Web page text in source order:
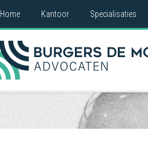
Home Kantoor Specialisaties